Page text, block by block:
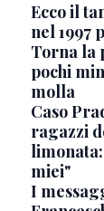
Ecco il
nel 1997
Torna la
pochi
molla
Caso
ragazzi
miei"
I